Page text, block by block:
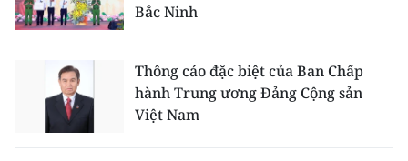
Bắc Ninh
Thông cáo đặc biệt của Ban Chấp
hành Trung ương Đảng Cộng sản
Việt Nam